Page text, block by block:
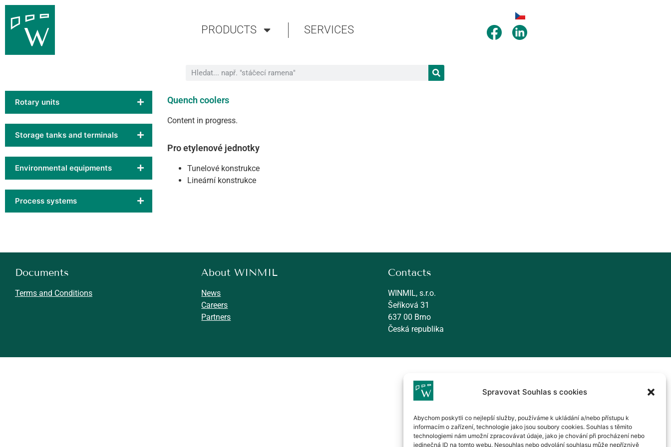
Spravovat Souhlas s cookies
Abychom poskytli co nejlepší služby, používáme k ukládání a/nebo přístupu k
informacím o zařízení, technologie jako jsou soubory cookies. Souhlas s těmito
technologiemi nám umožní zpracovávat údaje, jako je chování při procházení nebo
jedinečná ID na tomto webu. Nesouhlas nebo odvolání souhlasu může nepříznivě
PRODUCTS SERVICES
Rotary units
Storage tanks and terminals
Environmental equipments
Process systems
Quench coolers
Content in progress.
Pro etylenové jednotky
Tunelové konstrukce
Lineární konstrukce
Documents
Terms and Conditions
About WINMIL
News
Careers
Partners
Contacts
WINMIL, s.r.o.
Šeříková 31
637 00 Brno
Česká republika